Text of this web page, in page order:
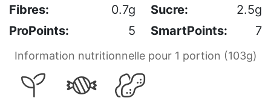
Fibres:
0.7g Sucre:
2.5g
ProPoints:
5 SmartPoints: 7
Information nutritionnelle pour 1 portion (103g)